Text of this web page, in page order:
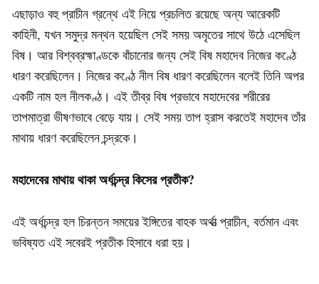
এছাড়াও বহু প্রাচীন গ্রন্থে এই নিয়ে প্রচলিত রয়েছে অন্য আরেকটি
কাহিনী, যখন সমুদ্র মন্থন হয়েছিল সেই সময় অমৃতের সাথে উঠে এসেছিল
বিষ। আর বিশ্বব্রহ্মাণ্ডকে বাঁচানোর জন্য সেই বিষ মহাদেব নিজের কণ্ঠে
ধারণ করেছিলেন। নিজের কণ্ঠে নীল বিষ ধারণ করেছিলেন বলেই তিনি অপর
একটি নাম হল নীলকণ্ঠ। এই তীব্র বিষ প্রভাবে মহাদেবের শরীরের
তাপমাত্রা ভীষণভাবে বেড়ে যায়। সেই সময় তাপ হ্রাস করতেই মহাদেব তাঁর
মাথায় ধারণ করেছিলেন চন্দ্রকে।
মহাদেবের মাথায় থাকা অর্ধচন্দ্র কিসের প্রতীক?
এই অর্ধচন্দ্র হল চিরন্তন সময়ের ইঙ্গিতের বাহক অর্থাত্‍ প্রাচীন, বর্তমান এবং
ভবিষ্যত এই সবেরই প্রতীক হিসাবে ধরা হয়।